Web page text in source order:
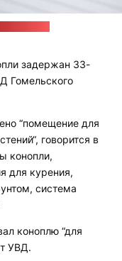
задержан 33-
Гомельского
“помещение для
говорится в
конопли,
для курения,
система
коноплю “для
УВД.